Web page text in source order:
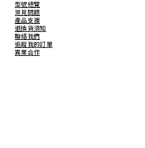
型號總覽
常見問題
產品支援
退換貨須知
聯絡我們
追蹤我的訂單
異業合作